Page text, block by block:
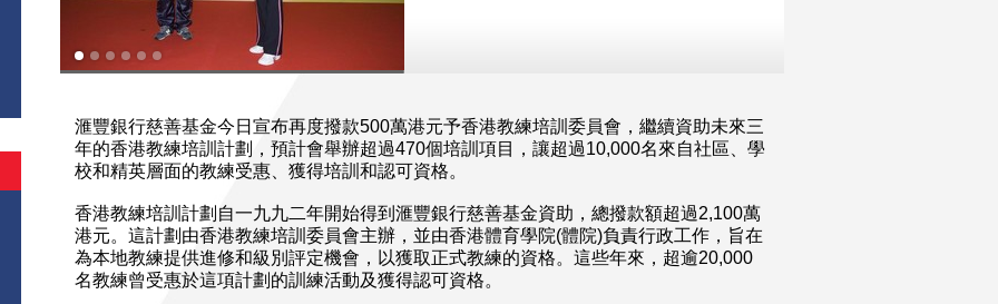
滙豐銀行慈善基金今日宣布再度撥款500萬港元予香港教練培訓委員會，繼續資助未來三
年的香港教練培訓計劃，預計會舉辦超過470個培訓項目，讓超過10,000名來自社區、學
校和精英層面的教練受惠、獲得培訓和認可資格。
香港教練培訓計劃自一九九二年開始得到滙豐銀行慈善基金資助，總撥款額超過2,100萬
港元。這計劃由香港教練培訓委員會主辦，並由香港體育學院(體院)負責行政工作，旨在
為本地教練提供進修和級別評定機會，以獲取正式教練的資格。這些年來，超逾20,000
名教練曾受惠於這項計劃的訓練活動及獲得認可資格。